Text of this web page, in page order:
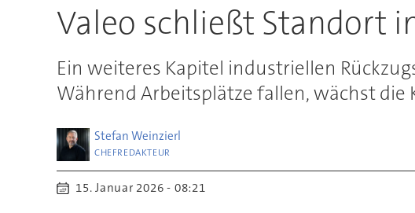
Valeo schließt Standort
Ein weiteres Kapitel industriellen
Während Arbeitsplätze fallen, wächst die
Stefan Weinzierl
CHEFREDAKTEUR
15. Januar 2026 - 08:21